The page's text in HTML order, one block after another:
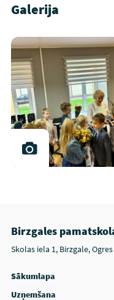
Galerija
Birzgales
Skolas iela 1, Birzgale,
Sākumlapa
Uzņemšana